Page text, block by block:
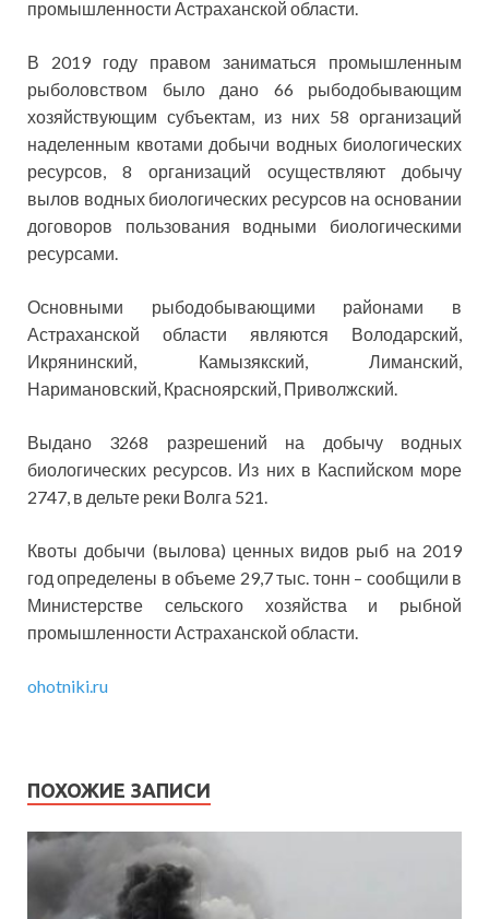
промышленности Астраханской области.
В 2019 году правом заниматься промышленным
рыболовством было дано 66 рыбодобывающим
хозяйствующим субъектам, из них 58 организаций
наделенным квотами добычи водных биологических
ресурсов, 8 организаций осуществляют добычу
вылов водных биологических ресурсов на основании
договоров пользования водными биологическими
ресурсами.
Основными рыбодобывающими районами в
Астраханской области являются Володарский,
Икрянинский, Камызякский, Лиманский,
Наримановский, Красноярский, Приволжский.
Выдано 3268 разрешений на добычу водных
биологических ресурсов. Из них в Каспийском море
2747, в дельте реки Волга 521.
Квоты добычи (вылова) ценных видов рыб на 2019
год определены в объеме 29,7 тыс. тонн – сообщили в
Министерстве сельского хозяйства и рыбной
промышленности Астраханской области.
ohotniki.ru
ПОХОЖИЕ ЗАПИСИ